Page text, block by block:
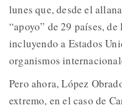
lunes que, desde el
“apoyo” de 29 países,
incluyendo a Estados
organismos
Pero ahora, López
extremo, en el caso de